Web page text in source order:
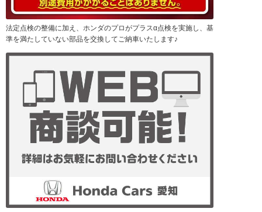
法定点検の整備に加え、ホンダのプロがプラスα点検を実施し、基
準を満たしていない部品を交換してご納車いたします♪